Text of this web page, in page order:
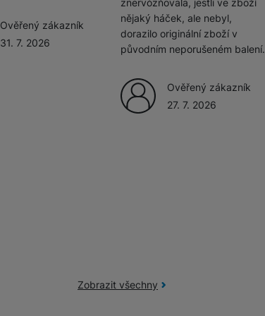
Ověřený zákazník
31. 7. 2026
znervózňovala, jestli ve zboží
nějaký háček, ale nebyl,
dorazilo originální zboží v
původním neporušeném balení.
Ověřený zákazník
27. 7. 2026
Zobrazit všechny